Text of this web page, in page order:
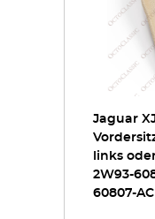
Jaguar
links
2W93-
60807-AC